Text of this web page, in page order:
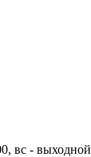
вс - выходной